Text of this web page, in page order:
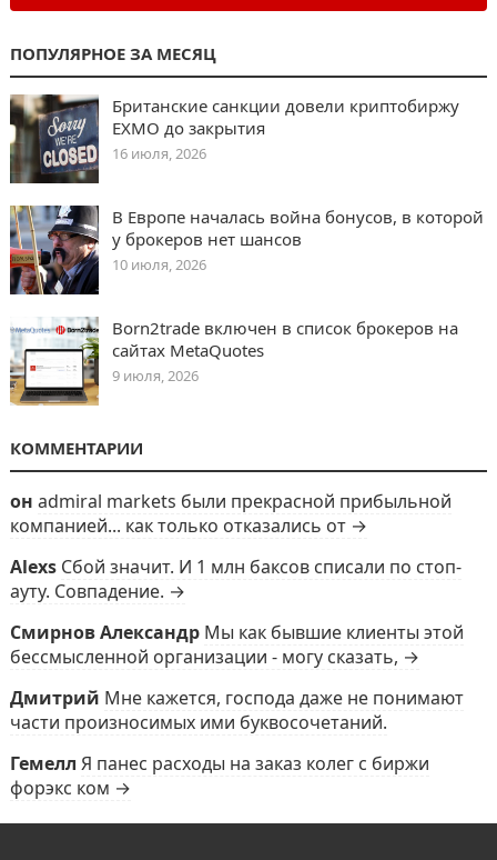
ПОПУЛЯРНОЕ ЗА МЕСЯЦ
Британские санкции довели криптобиржу
EXMO до закрытия
16 июля, 2026
В Европе началась война бонусов, в которой
у брокеров нет шансов
10 июля, 2026
Born2trade включен в список брокеров на
сайтах MetaQuotes
9 июля, 2026
КОММЕНТАРИИ
он admiral markets были прекрасной прибыльной
компанией... как только отказались от →
Alexs Сбой значит. И 1 млн баксов списали по стоп-
ауту. Совпадение. →
Смирнов Александр Мы как бывшие клиенты этой
бессмысленной организации - могу сказать, →
Дмитрий Мне кажется, господа даже не понимают
части произносимых ими буквосочетаний.
Гемелл Я панес расходы на заказ колег с биржи
форэкс ком →